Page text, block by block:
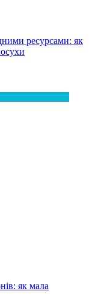
ресурсами: як
як мала